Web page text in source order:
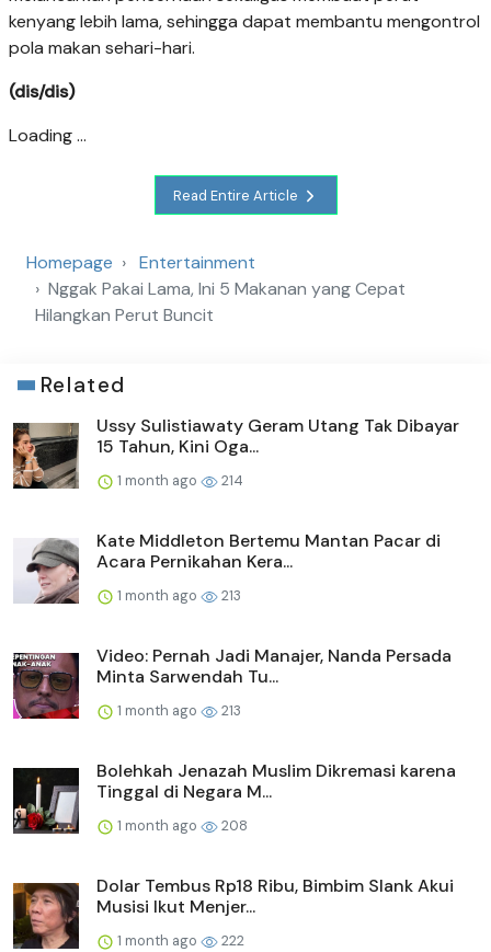
kenyang lebih lama, sehingga dapat membantu mengontrol
pola makan sehari-hari.
(dis/dis)
Loading ...
Read Entire Article
Homepage
Entertainment
Nggak Pakai Lama, Ini 5 Makanan yang Cepat
Hilangkan Perut Buncit
Related
Ussy Sulistiawaty Geram Utang Tak Dibayar
15 Tahun, Kini Oga...
1 month ago 214
Kate Middleton Bertemu Mantan Pacar di
Acara Pernikahan Kera...
1 month ago 213
Video: Pernah Jadi Manajer, Nanda Persada
Minta Sarwendah Tu...
1 month ago 213
Bolehkah Jenazah Muslim Dikremasi karena
Tinggal di Negara M...
1 month ago 208
Dolar Tembus Rp18 Ribu, Bimbim Slank Akui
Musisi Ikut Menjer...
1 month ago 222